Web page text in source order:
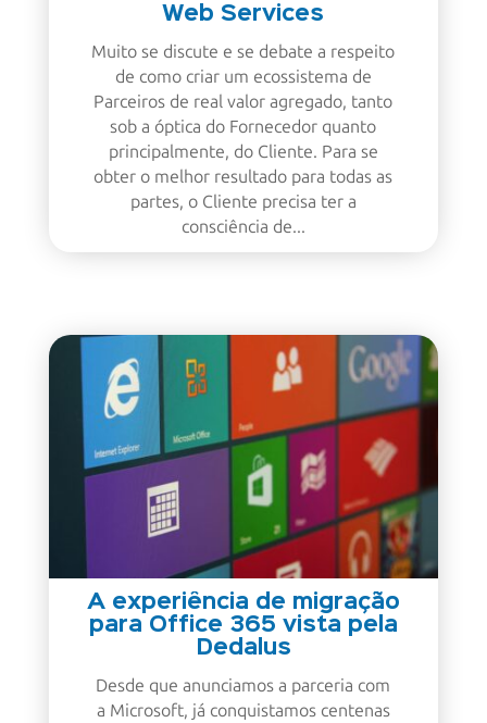
Web Services
Muito se discute e se debate a respeito
de como criar um ecossistema de
Parceiros de real valor agregado, tanto
sob a óptica do Fornecedor quanto
principalmente, do Cliente. Para se
obter o melhor resultado para todas as
partes, o Cliente precisa ter a
consciência de...
A experiência de migração
para Office 365 vista pela
Dedalus
Desde que anunciamos a parceria com
a Microsoft, já conquistamos centenas